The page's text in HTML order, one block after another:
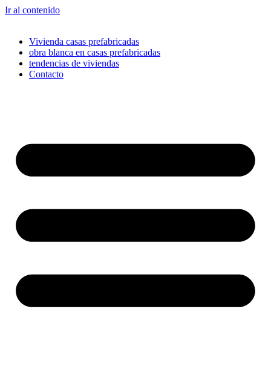
Ir al contenido
Vivienda casas prefabricadas
obra blanca en casas prefabricadas
tendencias de viviendas
Contacto